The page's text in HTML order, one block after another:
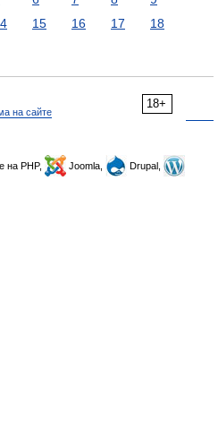
15 16 17
18
18+
на сайте
на PHP, Joomla,
Drupal,